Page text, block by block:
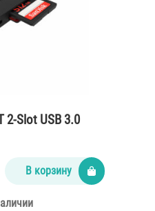
2-Slot USB 3.0
В корзину